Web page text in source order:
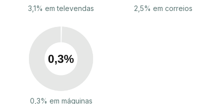
3,1% em televendas 2,5% em correios
0,3% em máquinas